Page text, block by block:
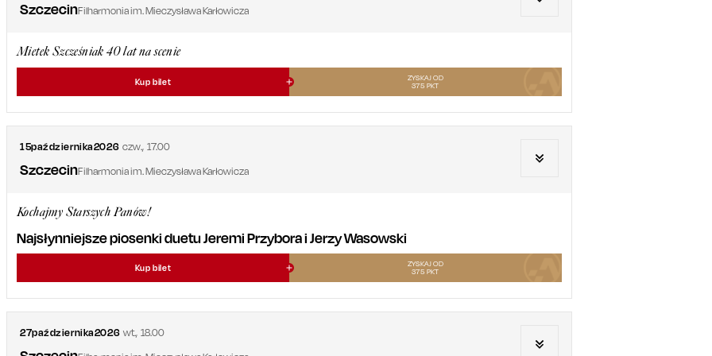
SzczecinFilharmonia im. Mieczysława Karłowicza
Mietek Szcześniak 40 lat na scenie
Kup bilet
ZYSKAJ OD
375 PKT
15października2026 czw.,17.00
SzczecinFilharmonia im. Mieczysława Karłowicza
Kochajmy Starszych Panów!
Najsłynniejsze piosenki duetu Jeremi Przybora i Jerzy Wasowski
Kup bilet
ZYSKAJ OD
375 PKT
27października2026 wt.,18.00